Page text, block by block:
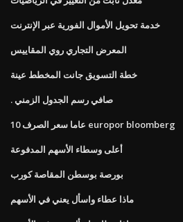
خدمة تحويل الأموال الفورية عبر الإنترنت
المعرض التجاري روي المقاييس
خطة التسويق جانت المخطط عينة
. صافي رسم الجدول الزمني
10 عاما سعر الصرف europor bloomberg
أعلى وسطاء الأسهم المدفوعة
بورصة بوسطن المقاصة كورب
ماذا عطاء واسأل يعني في الأسهم